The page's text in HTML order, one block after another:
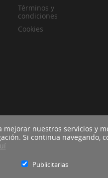
Términos y
condiciones
Cookies
mejorar nuestros servicios y
Si continua navegando,
Publicitarias